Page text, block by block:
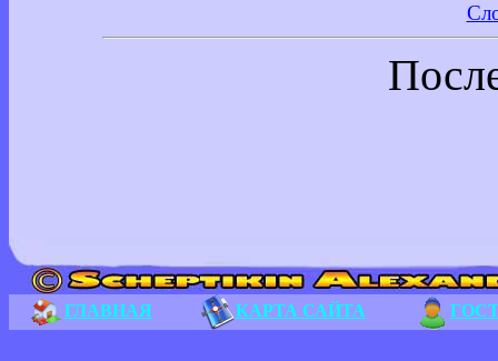
ГЛАВНАЯ КАРТА САЙТА